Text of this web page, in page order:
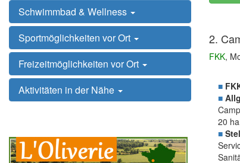
Schwimmbad & Wellness
Sportmöglichkeiten vor Ort
Freizeitmöglichkeiten vor Ort
Aktivitäten in der Nähe
2.
FKK,
■
■
20
■